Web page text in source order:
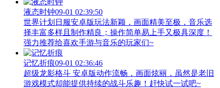
液态时钟09-01 02:39:50
世界计划日服安卓版玩法新颖，画面精美至极，音乐选
择丰富多样且制作精良；操作简单易上手又极具深度！
强力推荐给喜欢手游与音乐的玩家们~
记忆折痕09-01 02:36:46
超级龙影格斗 安卓版动作流畅，画面炫丽，虽然是老旧
游戏模式却能提供持续的战斗乐趣！赶快试一试吧~